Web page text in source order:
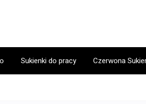
Sukienki do pracy Czerwona